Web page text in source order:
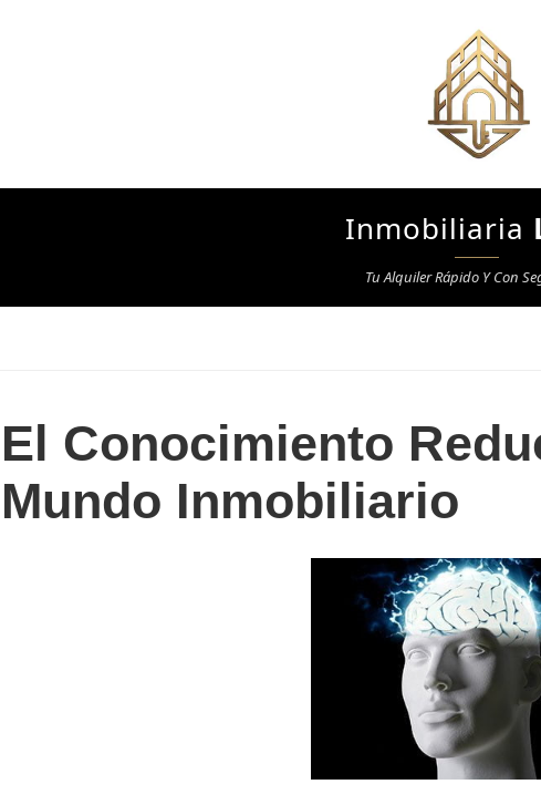
Inmobiliaria
Tu Alquiler Rápido Y Con
El Conocimiento
Mundo Inmobiliario